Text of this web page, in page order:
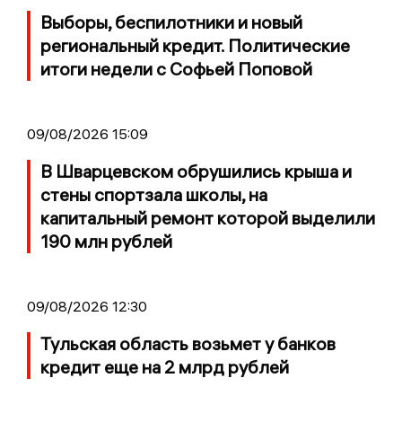
Выборы, беспилотники и новый
региональный кредит. Политические
итоги недели с Софьей Поповой
09/08/2026 15:09
В Шварцевском обрушились крыша и
стены спортзала школы, на
капитальный ремонт которой выделили
190 млн рублей
09/08/2026 12:30
Тульская область возьмет у банков
кредит еще на 2 млрд рублей